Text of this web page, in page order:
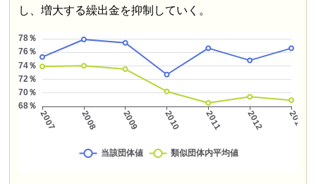
し、増大する繰出金を抑制していく。